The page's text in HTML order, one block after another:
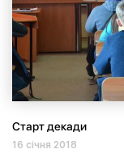
Старт декади
16 січня 2018